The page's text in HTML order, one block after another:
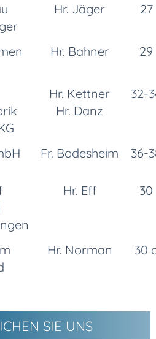
Hr. Jäger 27
Hr. Bahner 29
Hr. Kettner
Hr. Danz
32-
Fr. Bodesheim 36-
Hr. Eff 30
Hr. Norman 30
SIE UNS